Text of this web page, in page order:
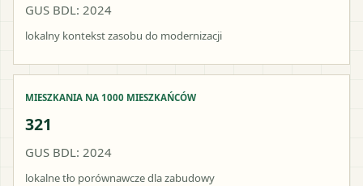
GUS BDL: 2024
lokalny kontekst zasobu do modernizacji
MIESZKANIA NA 1000 MIESZKAŃCÓW
321
GUS BDL: 2024
lokalne tło porównawcze dla zabudowy